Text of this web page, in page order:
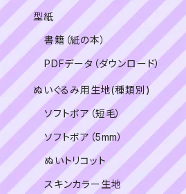
型紙
書籍（紙の本）
PDFデータ（ダウンロード）
ぬいぐるみ用生地(種類別)
ソフトボア（短毛）
ソフトボア（5mm）
ぬいトリコット
スキンカラー生地